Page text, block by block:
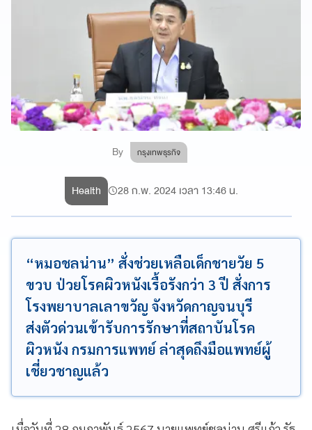
By กรุงเทพธุรกิจ
Health 28 ก.พ. 2024 เวลา 13:46 น.
“หมอชลน่าน” สั่งช่วยเหลือเด็กชายวัย 5
ขวบ ป่วยโรคผิวหนังเรื้อรังกว่า 3 ปี สั่งการ
โรงพยาบาลเลาขวัญ จังหวัดกาญจนบุรี
ส่งตัวด่วนเข้ารับการรักษาที่สถาบันโรค
ผิวหนัง กรมการแพทย์ ล่าสุดถึงมือแพทย์ผู้
เชี่ยวชาญแล้ว